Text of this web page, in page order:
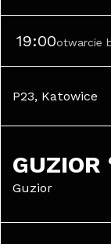
19:00otwarcie
P23, Katowice
GUZIOR
Guzior